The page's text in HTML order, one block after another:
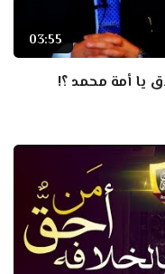
03:55
يا أمة محمد ؟!